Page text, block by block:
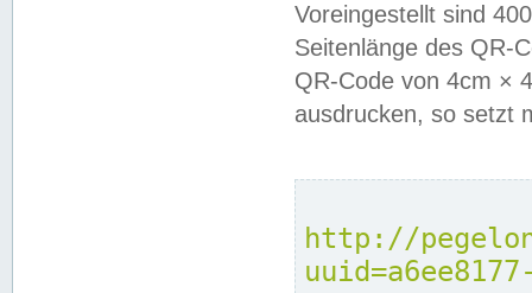
Voreingestellt sind
Seitenlänge des QR-
QR-Code von 4cm ×
ausdrucken, so setzt
http://